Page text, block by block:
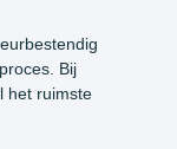
Bij
het ruimste